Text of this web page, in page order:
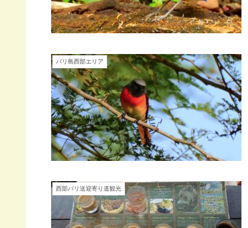
バリ島西部エリア
西部バリ送迎寄り道観光